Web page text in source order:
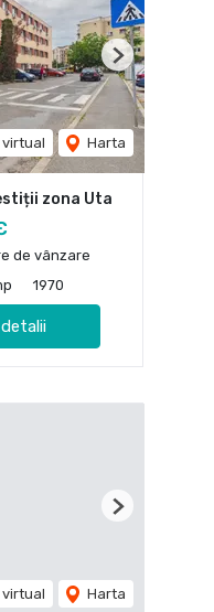
virtual Harta
Next
zona Uta
de vânzare
1970
virtual Harta
Next